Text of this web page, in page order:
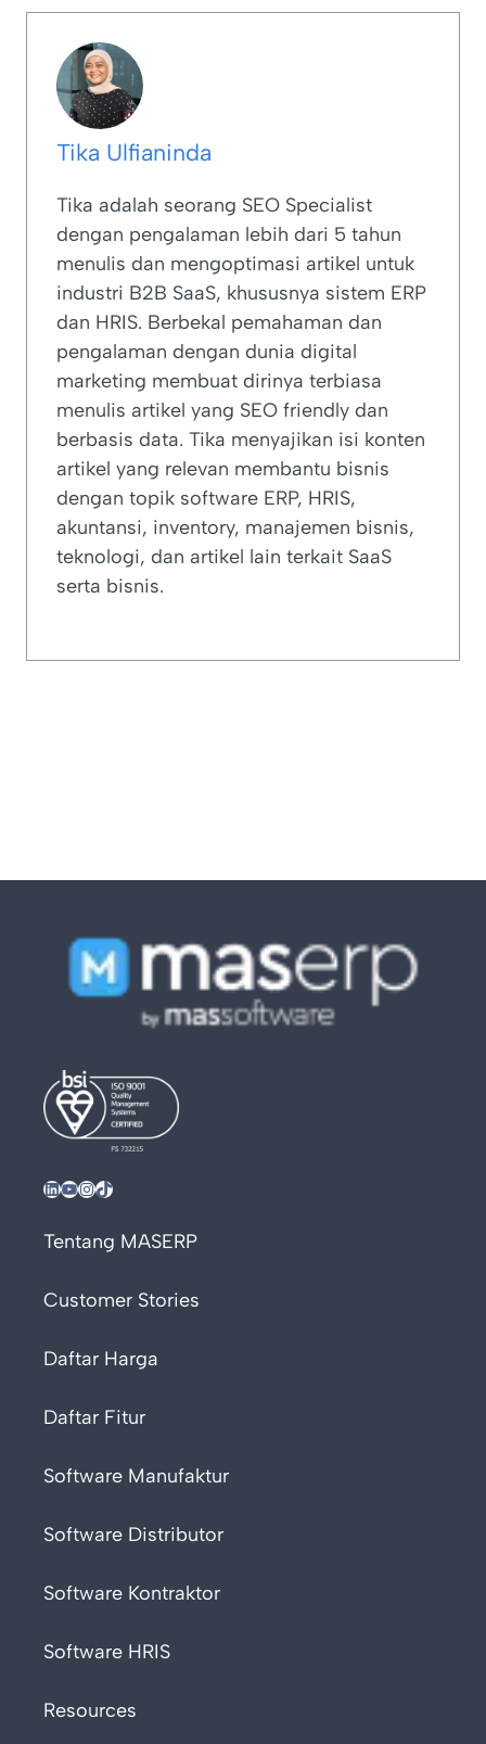
Tika Ulfianinda
Tika adalah seorang SEO Specialist
dengan pengalaman lebih dari 5 tahun
menulis dan mengoptimasi artikel untuk
industri B2B SaaS, khususnya sistem ERP
dan HRIS. Berbekal pemahaman dan
pengalaman dengan dunia digital
marketing membuat dirinya terbiasa
menulis artikel yang SEO friendly dan
berbasis data. Tika menyajikan isi konten
artikel yang relevan membantu bisnis
dengan topik software ERP, HRIS,
akuntansi, inventory, manajemen bisnis,
teknologi, dan artikel lain terkait SaaS
serta bisnis.
LinkedIn YouTube InstagramTikTok
Tentang MASERP
Customer Stories
Daftar Harga
Daftar Fitur
Software Manufaktur
Software Distributor
Software Kontraktor
Software HRIS
Resources